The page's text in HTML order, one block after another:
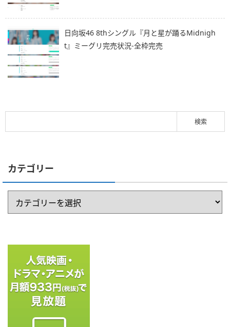
日向坂46 8thシングル『月と星が踊るMidnigh
t』ミーグリ完売状況-全枠完売
カテゴリー